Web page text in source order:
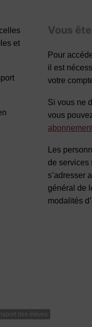
et
Vous
Pour
il est
votre
Si vous ne
vous
Les
de services
s’adresser
général de
modalités
des élèves